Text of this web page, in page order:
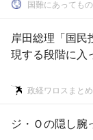
国難にあっても
岸田総理「国民
現する段階に入
政経ワロスまと
ジ・Ｏの隠し腕